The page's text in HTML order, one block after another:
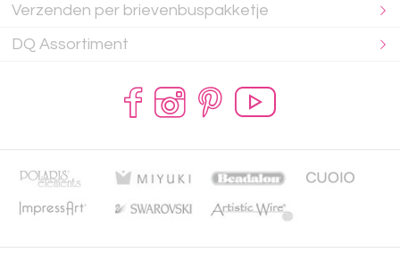
Verzenden per brievenbuspakketje
DQ Assortiment